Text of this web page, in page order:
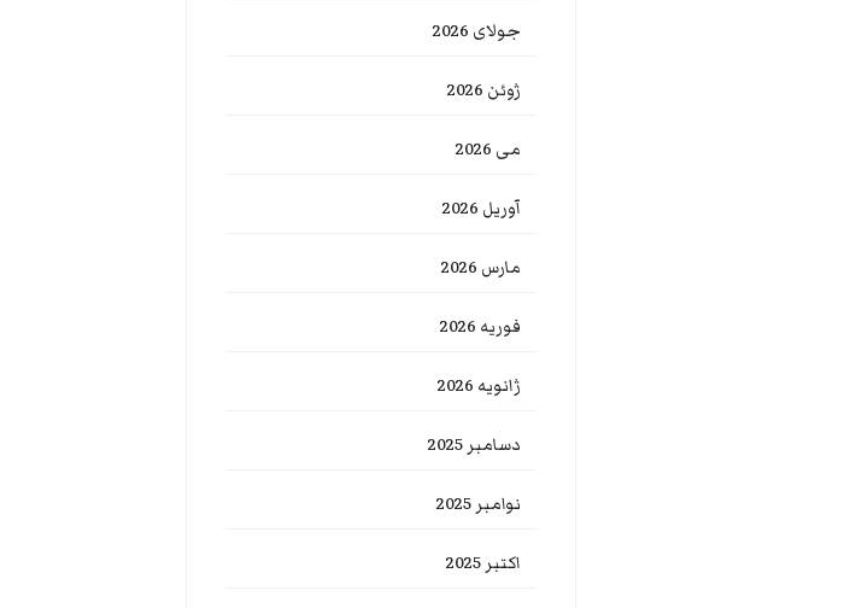
جولای 2026
ژوئن 2026
می 2026
آوریل 2026
مارس 2026
فوریه 2026
ژانویه 2026
دسامبر 2025
نوامبر 2025
اکتبر 2025